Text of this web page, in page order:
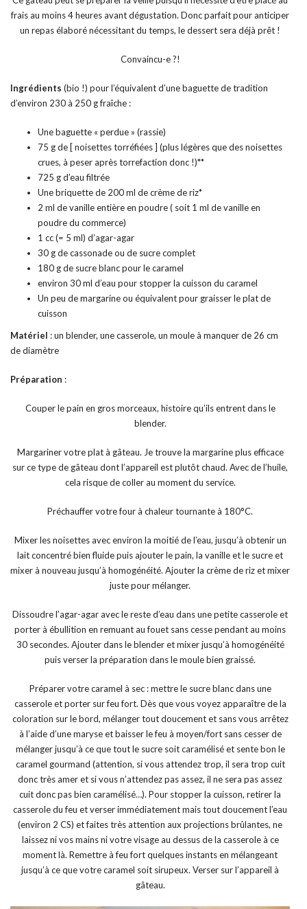
frais au moins 4 heures avant dégustation. Donc parfait pour anticiper
un repas élaboré nécessitant du temps, le dessert sera déjà prêt !
Convaincu-e ?!
Ingrédients (bio !) pour l’équivalent d’une baguette de tradition
d’environ 230 à 250 g fraîche :
Une baguette « perdue » (rassie)
75 g de [noisettes torréfiées] (plus légères que des noisettes
crues, à peser après torrefaction donc !)**
725 g d’eau filtrée
Une briquette de 200 ml de crème de riz*
2 ml de vanille entière en poudre ( soit 1 ml de vanille en
poudre du commerce)
1 cc (= 5 ml) d’agar-agar
30 g de cassonade ou de sucre complet
180 g de sucre blanc pour le caramel
environ 30 ml d’eau pour stopper la cuisson du caramel
Un peu de margarine ou équivalent pour graisser le plat de
cuisson
Matériel : un blender, une casserole, un moule à manquer de 26 cm
de diamètre
Préparation :
Couper le pain en gros morceaux, histoire qu’ils entrent dans le
blender.
Margariner votre plat à gâteau. Je trouve la margarine plus efficace
sur ce type de gâteau dont l’appareil est plutôt chaud. Avec de l’huile,
cela risque de coller au moment du service.
Préchauffer votre four à chaleur tournante à 180°C.
Mixer les noisettes avec environ la moitié de l’eau, jusqu’à obtenir un
lait concentré bien fluide puis ajouter le pain, la vanille et le sucre et
mixer à nouveau jusqu’à homogénéité. Ajouter la crème de riz et mixer
juste pour mélanger.
Dissoudre l’agar-agar avec le reste d’eau dans une petite casserole et
porter à ébullition en remuant au fouet sans cesse pendant au moins
30 secondes. Ajouter dans le blender et mixer jusqu’à homogénéité
puis verser la préparation dans le moule bien graissé.
Préparer votre caramel à sec : mettre le sucre blanc dans une
casserole et porter sur feu fort. Dès que vous voyez apparaître de la
coloration sur le bord, mélanger tout doucement et sans vous arrêtez
à l’aide d’une maryse et baisser le feu à moyen/fort sans cesser de
mélanger jusqu’à ce que tout le sucre soit caramélisé et sente bon le
caramel gourmand (attention, si vous attendez trop, il sera trop cuit
donc très amer et si vous n’attendez pas assez, il ne sera pas assez
cuit donc pas bien caramélisé…). Pour stopper la cuisson, retirer la
casserole du feu et verser immédiatement mais tout doucement l’eau
(environ 2 CS) et faites très attention aux projections brûlantes, ne
laissez ni vos mains ni votre visage au dessus de la casserole à ce
moment là. Remettre à feu fort quelques instants en mélangeant
jusqu’à ce que votre caramel soit sirupeux. Verser sur l’appareil à
gâteau.